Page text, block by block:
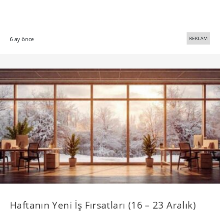
6 ay önce REKLAM
Haftanın Yeni İş Fırsatları (16 – 23 Aralık)